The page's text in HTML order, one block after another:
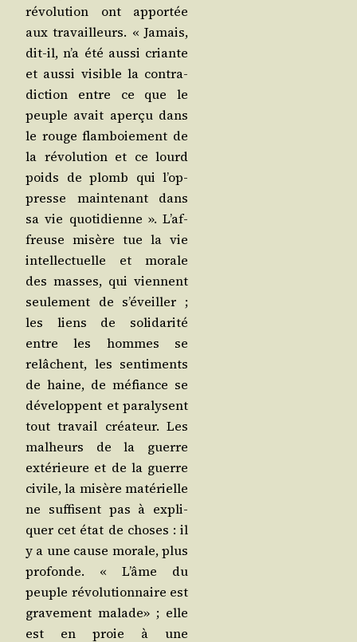
révo­lu­tion ont appor­tée
aux tra­vailleurs. « Jamais,
dit-il, n’a été aus­si criante
et aus­si visible la contra­
dic­tion entre ce que le
peuple avait aper­çu dans
le rouge flam­boie­ment de
la révo­lu­tion et ce lourd
poids de plomb qui l’op­
presse main­te­nant dans
sa vie quo­ti­dienne ». L’af­
freuse misère tue la vie
intel­lec­tuelle et morale
des masses, qui viennent
seule­ment de s’é­veiller ;
les liens de soli­da­ri­té
entre les hommes se
relâchent, les sen­ti­ments
de haine, de méfiance se
déve­loppent et para­lysent
tout tra­vail créa­teur. Les
mal­heurs de la guerre
exté­rieure et de la guerre
civile, la misère maté­rielle
ne suf­fisent pas à expli­
quer cet état de choses : il
y a une cause morale, plus
pro­fonde. « L’âme du
peuple révo­lu­tion­naire est
gra­ve­ment malade» ; elle
est en proie à une